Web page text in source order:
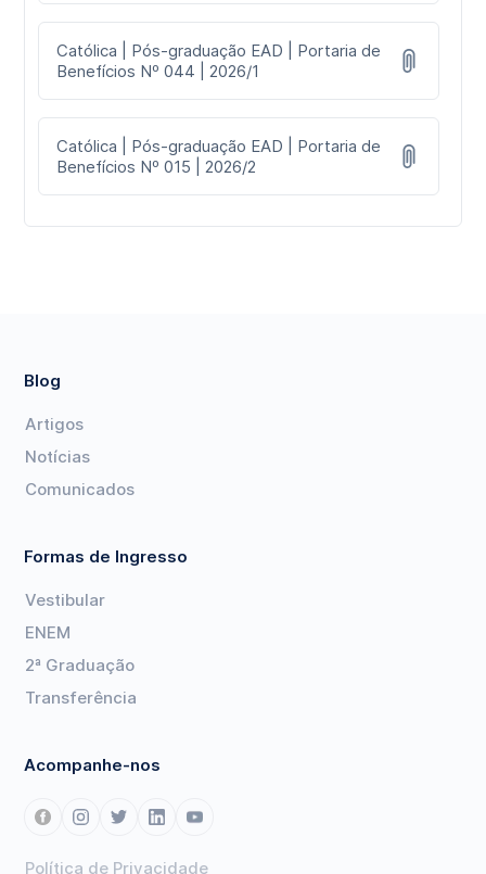
Católica | Pós-graduação EAD | Portaria de
Benefícios Nº 044 | 2026/1
Católica | Pós-graduação EAD | Portaria de
Benefícios Nº 015 | 2026/2
Blog
Artigos
Notícias
Comunicados
Formas de Ingresso
Vestibular
ENEM
2ª Graduação
Transferência
Acompanhe-nos
Política de Privacidade